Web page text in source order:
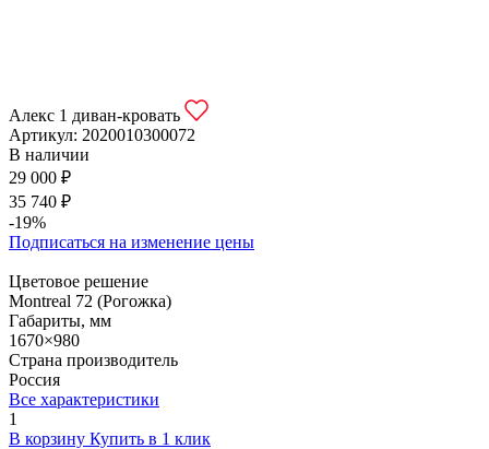
Алекс 1 диван-кровать
Артикул: 2020010300072
В наличии
29 000 ₽
35 740 ₽
-19%
Подписаться на изменение цены
Цветовое решение
Montreal 72 (Рогожка)
Габариты, мм
1670×980
Страна производитель
Россия
Все характеристики
1
В корзину Купить в 1 клик